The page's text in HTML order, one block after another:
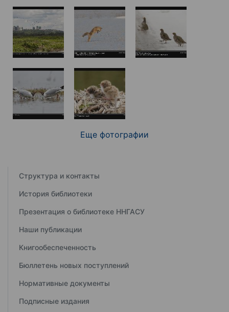
Еще фотографии
Структура и контакты
История библиотеки
Презентация о библиотеке ННГАСУ
Наши публикации
Книгообеспеченность
Бюллетень новых поступлений
Нормативные документы
Подписные издания